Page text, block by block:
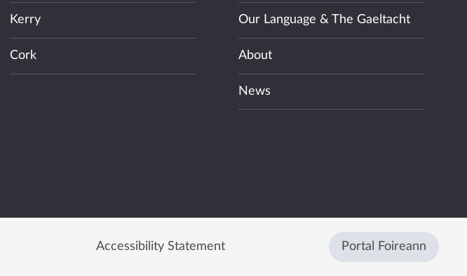
Kerry
Cork
Our Language & The Gaeltacht
About
News
Accessibility Statement Portal Foireann